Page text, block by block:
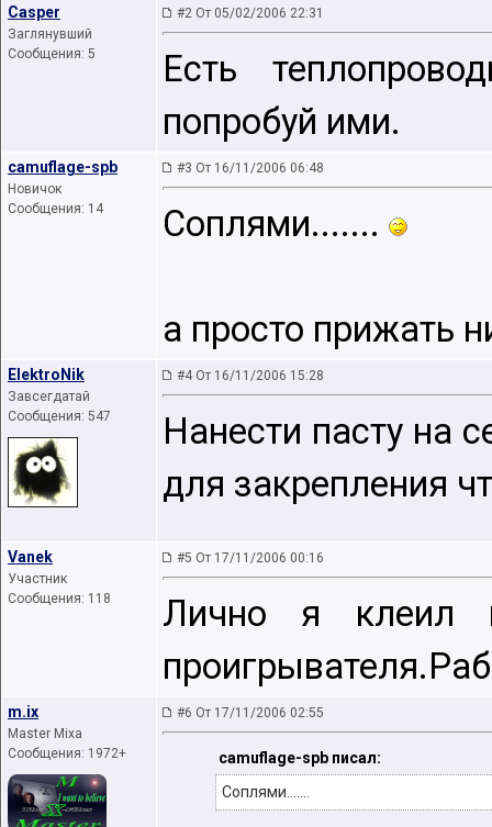
Casper
Заглянувший
Сообщения: 5
#2 От 05/02/2006 22:31
Есть
попробуй ими.
camuflage-spb
Новичок
Сообщения: 14
#3 От 16/11/2006 06:48
Соплями.......
а просто прижать
ElektroNik
Завсегдатай
Сообщения: 547
#4 От 16/11/2006 15:28
Нанести пасту на
для закрепления
Vanek
Участник
Сообщения: 118
#5 От 17/11/2006 00:16
Лично я клеил
m.ix
Master Mixa
Сообщения: 1972+
#6 От 17/11/2006 02:55
camuflage-spb писал:
Соплями.......